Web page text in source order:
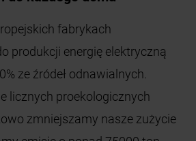
zmniejszamy nasze zużycie
emisję o ponad 75000 ton
emisje powstające
naszych drzwi promocyjnych
wspieranie certyfikowanych